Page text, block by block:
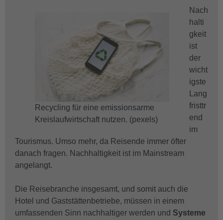
Recycling für eine emissionsarme
Kreislaufwirtschaft nutzen. (pexels)
Nach
halti
gkeit
ist
der
wicht
igste
Lang
fristtr
end
im
Tourismus. Umso mehr, da Reisende immer öfter
danach fragen. Nachhaltigkeit ist im Mainstream
angelangt.
Die Reisebranche insgesamt, und somit auch die
Hotel und Gaststättenbetriebe, müssen in einem
umfassenden Sinn nachhaltiger werden und Systeme